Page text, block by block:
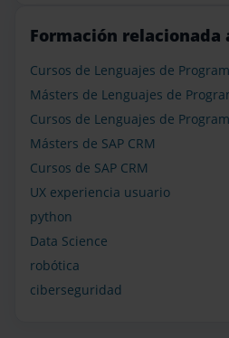
Formación relacionada
Cursos de Lenguajes de
Másters de Lenguajes de
Cursos de Lenguajes de
Másters de SAP CRM
Cursos de SAP CRM
UX experiencia usuario
python
Data Science
robótica
ciberseguridad